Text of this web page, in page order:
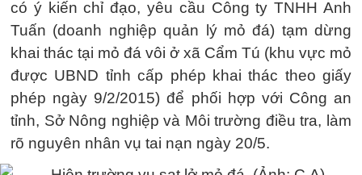
có ý kiến chỉ đạo, yêu cầu Công ty TNHH Anh
Tuấn (doanh nghiệp quản lý mỏ đá) tạm dừng
khai thác tại mỏ đá vôi ở xã Cẩm Tú (khu vực mỏ
được UBND tỉnh cấp phép khai thác theo giấy
phép ngày 9/2/2015) để phối hợp với Công an
tỉnh, Sở Nông nghiệp và Môi trường điều tra, làm
rõ nguyên nhân vụ tai nạn ngày 20/5.